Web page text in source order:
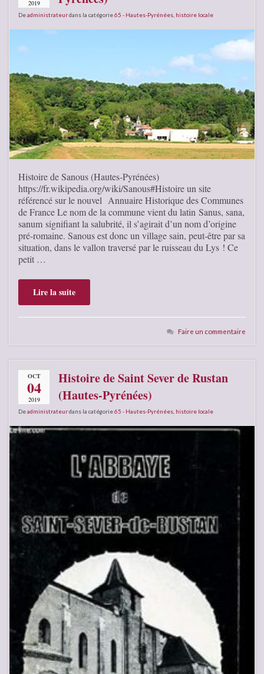
2019
Deadministrateurdans la catégorie65 - Hautes-Pyrénées histoire locale
Histoire de Sanous (Hautes-Pyrénées)
https://fr.wikipedia.org/wiki/Sanous#Histoire un site
référencé sur le nouvel Annuaire Historique des Communes
de France Le nom de la commune vient du latin Sanus, sana,
sanum signifiant la salubrité, il s’agirait d’un nom d’origine
pré-romaine. Sanous est donc un village sain, peut-être par sa
situation, dans le vallon traversé par le ruisseau du Lys ! Ce
petit …
Lire la suite
Faire un commentaire
OCT
04
2019
Histoire de Saint Sever de Rustan
(Hautes-Pyrénées)
Deadministrateurdans la catégorie65 - Hautes-Pyrénées histoire locale